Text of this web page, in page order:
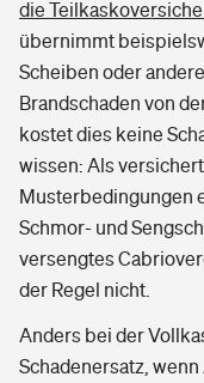
die
übernimmt
Scheiben oder
Brandschaden von
kostet dies keine
wissen: Als
Musterbedingungen
Schmor- und
versengtes
der Regel nicht.
Anders bei der
Schadenersatz,